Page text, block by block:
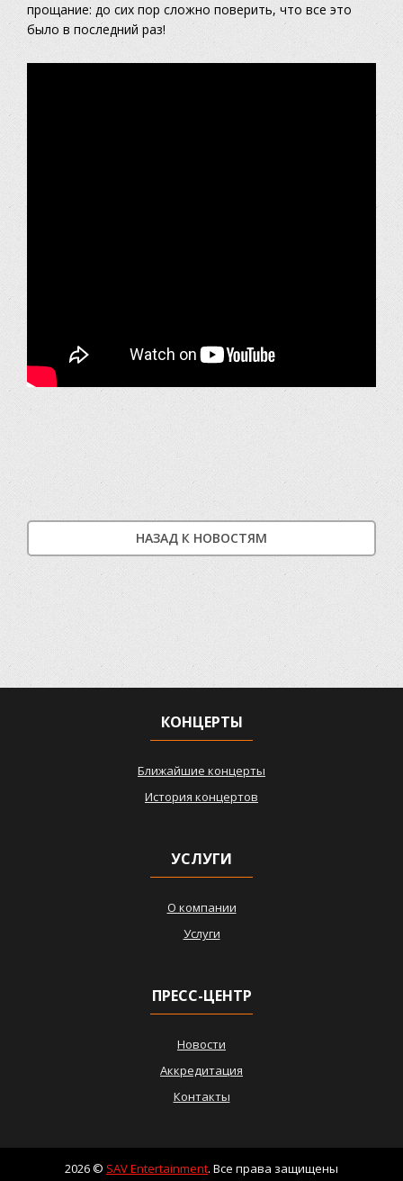
прощание: до сих пор сложно поверить, что все это
было в последний раз!
НАЗАД К НОВОСТЯМ
КОНЦЕРТЫ
Ближайшие концерты
История концертов
УСЛУГИ
О компании
Услуги
ПРЕСС-ЦЕНТР
Новости
Аккредитация
Контакты
2026 © SAV Entertainment. Все права защищены